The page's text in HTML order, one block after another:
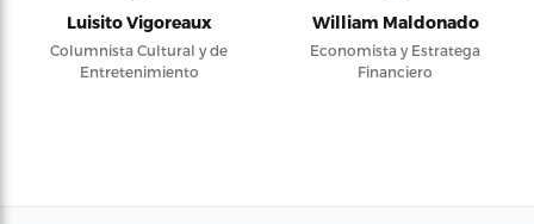
Luisito Vigoreaux
Columnista Cultural y de
Entretenimiento
William Maldonado
Economista y Estratega
Financiero